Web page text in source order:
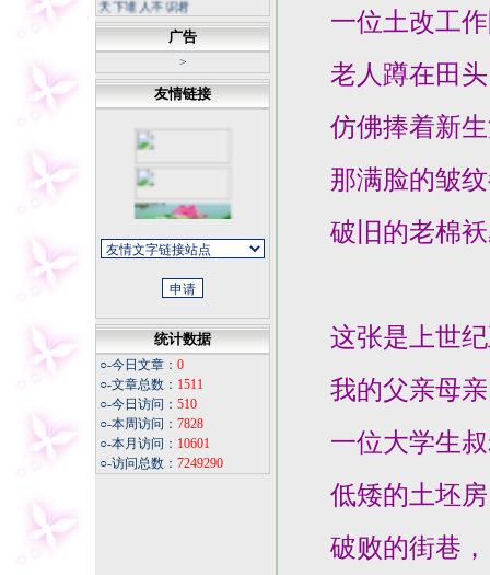
中国科幻底气来自大国重器
不断书写荒漠化防治新篇章
坚持正确的思想理念 传承中
华民族灵魂
冬日天寒，我从不怀疑春天
的花朵
同学老照片
福寿康宁
广告
>
友情链接
统计数据
○-今日文章： 0
○-文章总数： 1511
○-今日访问： 510
○-本周访问： 7828
○-本月访问： 10601
○-访问总数： 7249290
一位土改工作
老人蹲在田头
仿佛捧着新生
那满脸的皱纹
破旧的老棉袄
这张是上世纪
我的父亲母亲
一位大学生叔
低矮的土坯房
破败的街巷，